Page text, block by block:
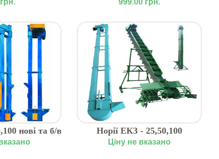
999.00 грн.
нові та б/в Норії ЕКЗ - 25,50,100
Ціну не вказано